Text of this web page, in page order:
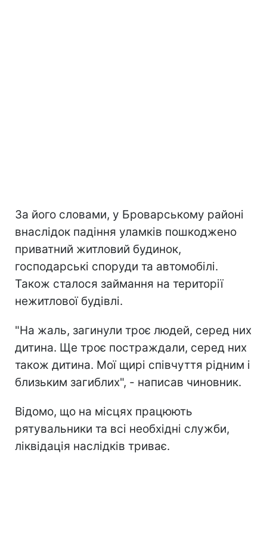
За його словами, у Броварському районі
внаслідок падіння уламків пошкоджено
приватний житловий будинок,
господарські споруди та автомобілі.
Також сталося займання на території
нежитлової будівлі.
"На жаль, загинули троє людей, серед них
дитина. Ще троє постраждали, серед них
також дитина. Мої щирі співчуття рідним і
близьким загиблих", - написав чиновник.
Відомо, що на місцях працюють
рятувальники та всі необхідні служби,
ліквідація наслідків триває.